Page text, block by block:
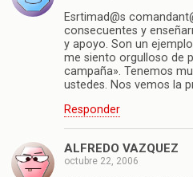
Esrtimad@s
consecuentes y
y apoyo. Son un
me siento orgulloso de
campaña». Tenemos
ustedes. Nos vemos la
Responder
ALFREDO VAZQUEZ
octubre 22, 2006